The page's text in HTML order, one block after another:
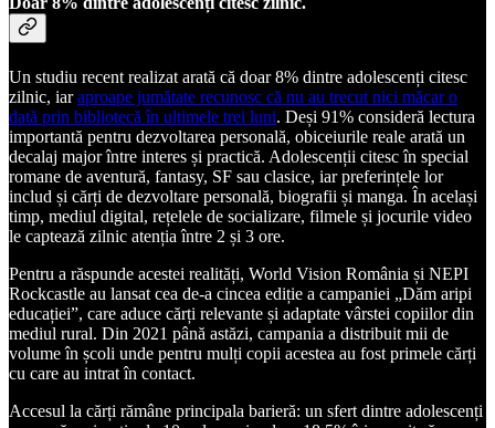
Un studiu recent realizat arată că doar 8% dintre adolescenți citesc
zilnic, iaraproape jumătate recunosc că nu au trecut nici măcar o
dată prin bibliotecă în ultimele trei luni. Deși 91% consideră lectura
importantă pentru dezvoltarea personală, obiceiurile reale arată un
decalaj major între interes și practică. Adolescenții citesc în special
romane de aventură, fantasy, SF sau clasice, iar preferințele lor
includ și cărți de dezvoltare personală, biografii și manga. În același
timp, mediul digital, rețelele de socializare, filmele și jocurile video
le captează zilnic atenția între 2 și 3 ore.
Pentru a răspunde acestei realități, World Vision România și NEPI
Rockcastle au lansat cea de-a cincea ediție a campaniei „Dăm aripi
educației”, care aduce cărți relevante și adaptate vârstei copiilor din
mediul rural. Din 2021 până astăzi, campania a distribuit mii de
volume în școli unde pentru mulți copii acestea au fost primele cărți
cu care au intrat în contact.
Accesul la cărți rămâne principala barieră: un sfert dintre adolescenți